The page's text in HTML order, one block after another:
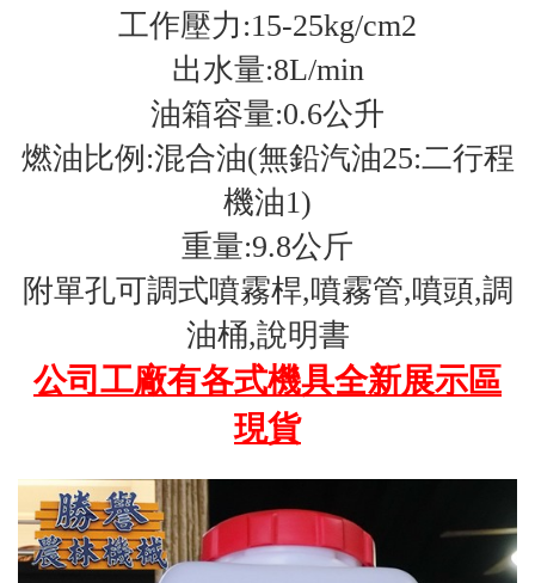
工作壓力:15-25kg/cm2
出水量:8L/min
油箱容量:0.6公升
燃油比例:混合油(無鉛汽油25:二行程
機油1)
重量:9.8公斤
附單孔可調式噴霧桿,噴霧管,噴頭,調
油桶,說明書
公司工廠有各式機具全新展示區
現貨